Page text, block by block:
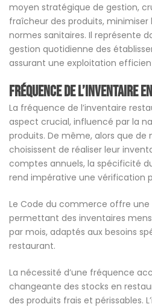
moyen stratégique de gestion,
fraîcheur des produits,
normes sanitaires. Il représente
gestion quotidienne des
assurant une exploitation
Fréquence de l’inventaire
La fréquence de l’inventaire
aspect crucial, influencé par la
produits. De même, alors que
choisissent de réaliser leur
comptes annuels, la spécificité
rend impérative une vérification
Le Code du commerce offre
permettant des inventaires
par mois, adaptés aux besoins
restaurant.
La nécessité d’une fréquence
changeante des stocks en
des produits frais et périssables.